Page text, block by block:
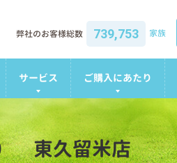
弊社のお客様総数 739,753 家族
サービス ご購入にあたり
東久留米店